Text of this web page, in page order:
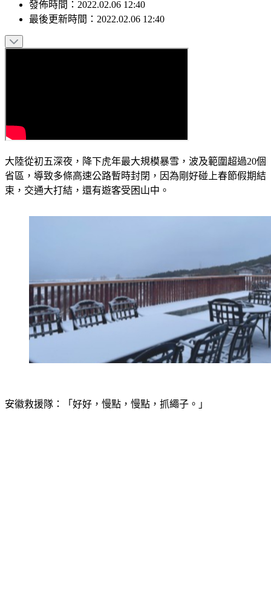
發佈時間： 2022.02.06 12:40
最後更新時間： 2022.02.06 12:40
大陸從初五深夜，降下虎年最大規模暴雪，波及範圍超過20個
省區，導致多條高速公路暫時封閉，因為剛好碰上春節假期結
束，交通大打結，還有遊客受困山中。
安徽救援隊：「好好，慢點，慢點，抓繩子。」